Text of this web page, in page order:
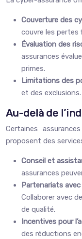
Couverture des
couvre les pertes
Évaluation des
assurances
primes.
Limitations des
et des exclusions.
Au-delà de
Certaines
proposent des
Conseil et
assurances
Partenariats
Collaborer avec
de qualité.
Incentives pour
des réductions